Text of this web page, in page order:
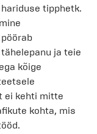
tipphetk.
ja teie
kõige
ei kehti mitte
kohta, mis